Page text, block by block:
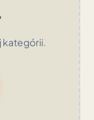
kategórii.